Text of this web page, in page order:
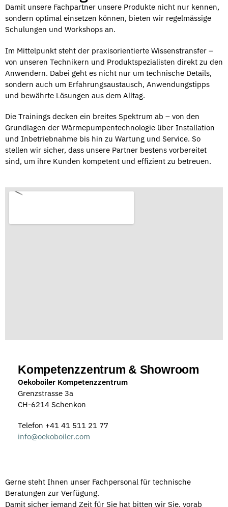
Damit unsere Fachpartner unsere Produkte nicht nur kennen,
sondern optimal einsetzen können, bieten wir regelmässige
Schulungen und Workshops an.
Im Mittelpunkt steht der praxisorientierte Wissenstransfer –
von unseren Technikern und Produktspezialisten direkt zu den
Anwendern. Dabei geht es nicht nur um technische Details,
sondern auch um Erfahrungsaustausch, Anwendungstipps
und bewährte Lösungen aus dem Alltag.
Die Trainings decken ein breites Spektrum ab – von den
Grundlagen der Wärmepumpentechnologie über Installation
und Inbetriebnahme bis hin zu Wartung und Service. So
stellen wir sicher, dass unsere Partner bestens vorbereitet
sind, um ihre Kunden kompetent und effizient zu betreuen.
Kompetenzzentrum & Showroom
Oekoboiler Kompetenzzentrum
Grenzstrasse 3a
CH-6214 Schenkon
Telefon +41 41 511 21 77
info@oekoboiler.com
Gerne steht Ihnen unser Fachpersonal für technische
Beratungen zur Verfügung.
Damit sicher jemand Zeit für Sie hat bitten wir Sie, vorab